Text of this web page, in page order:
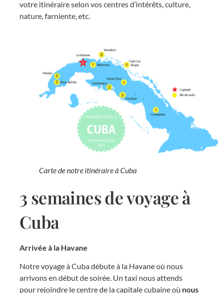
votre itinéraire selon vos centres d’intérêts, culture,
nature, farniente, etc.
Carte de notre itinéraire à Cuba
3 semaines de voyage à
Cuba
Arrivée à la Havane
Notre voyage à Cuba débute à la Havane où nous
arrivons en début de soirée. Un taxi nous attends
pour rejoindre le centre de la capitale cubaine où nous